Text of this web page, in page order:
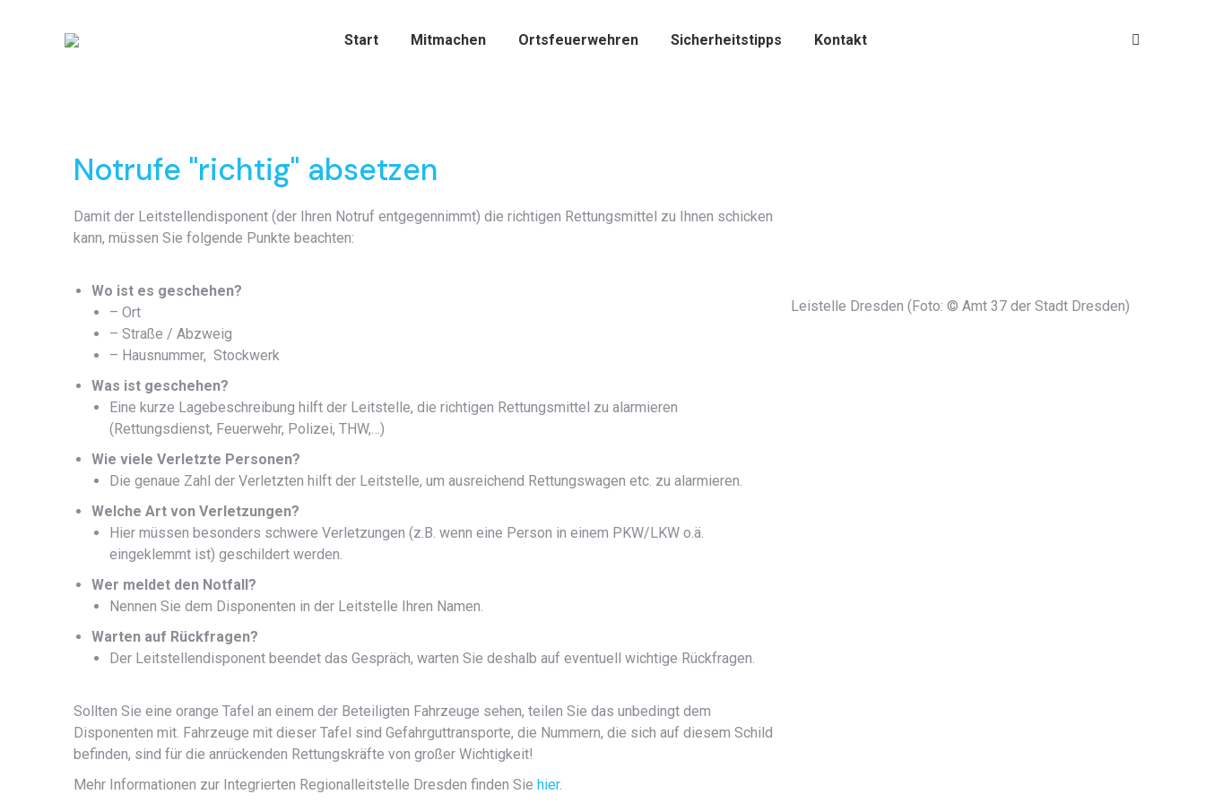
Start Mitmachen Ortsfeuerwehren Sicherheitstipps Kontakt
Notrufe "richtig" absetzen
Damit der Leitstellendisponent (der Ihren Notruf entgegennimmt) die richtigen Rettungsmittel zu Ihnen schicken
kann, müssen Sie folgende Punkte beachten:
Wo ist es geschehen?
– Ort
– Straße / Abzweig
– Hausnummer, Stockwerk
Was ist geschehen?
Eine kurze Lagebeschreibung hilft der Leitstelle, die richtigen Rettungsmittel zu alarmieren
(Rettungsdienst, Feuerwehr, Polizei, THW,…)
Wie viele Verletzte Personen?
Die genaue Zahl der Verletzten hilft der Leitstelle, um ausreichend Rettungswagen etc. zu alarmieren.
Welche Art von Verletzungen?
Hier müssen besonders schwere Verletzungen (z.B. wenn eine Person in einem PKW/LKW o.ä.
eingeklemmt ist) geschildert werden.
Wer meldet den Notfall?
Nennen Sie dem Disponenten in der Leitstelle Ihren Namen.
Warten auf Rückfragen?
Der Leitstellendisponent beendet das Gespräch, warten Sie deshalb auf eventuell wichtige Rückfragen.
Sollten Sie eine orange Tafel an einem der Beteiligten Fahrzeuge sehen, teilen Sie das unbedingt dem
Disponenten mit. Fahrzeuge mit dieser Tafel sind Gefahrguttransporte, die Nummern, die sich auf diesem Schild
befinden, sind für die anrückenden Rettungskräfte von großer Wichtigkeit!
Mehr Informationen zur Integrierten Regionalleitstelle Dresden finden Sie hier.
Leistelle Dresden (Foto: © Amt 37 der Stadt Dresden)